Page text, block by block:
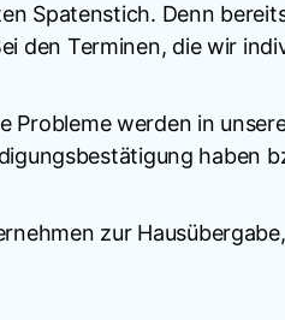
Spatenstich. Denn
den Terminen, die wir
werden in
haben
zur